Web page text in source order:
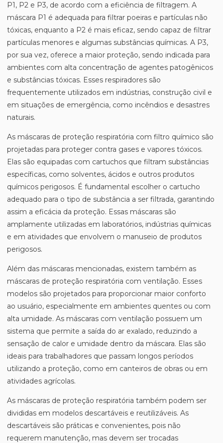
P1, P2 e P3, de acordo com a eficiência de filtragem. A
máscara P1 é adequada para filtrar poeiras e partículas não
tóxicas, enquanto a P2 é mais eficaz, sendo capaz de filtrar
partículas menores e algumas substâncias químicas. A P3,
por sua vez, oferece a maior proteção, sendo indicada para
ambientes com alta concentração de agentes patogênicos
e substâncias tóxicas. Esses respiradores são
frequentemente utilizados em indústrias, construção civil e
em situações de emergência, como incêndios e desastres
naturais.
As máscaras de proteção respiratória com filtro químico são
projetadas para proteger contra gases e vapores tóxicos.
Elas são equipadas com cartuchos que filtram substâncias
específicas, como solventes, ácidos e outros produtos
químicos perigosos. É fundamental escolher o cartucho
adequado para o tipo de substância a ser filtrada, garantindo
assim a eficácia da proteção. Essas máscaras são
amplamente utilizadas em laboratórios, indústrias químicas
e em atividades que envolvem o manuseio de produtos
perigosos.
Além das máscaras mencionadas, existem também as
máscaras de proteção respiratória com ventilação. Esses
modelos são projetados para proporcionar maior conforto
ao usuário, especialmente em ambientes quentes ou com
alta umidade. As máscaras com ventilação possuem um
sistema que permite a saída do ar exalado, reduzindo a
sensação de calor e umidade dentro da máscara. Elas são
ideais para trabalhadores que passam longos períodos
utilizando a proteção, como em canteiros de obras ou em
atividades agrícolas.
As máscaras de proteção respiratória também podem ser
divididas em modelos descartáveis e reutilizáveis. As
descartáveis são práticas e convenientes, pois não
requerem manutenção, mas devem ser trocadas